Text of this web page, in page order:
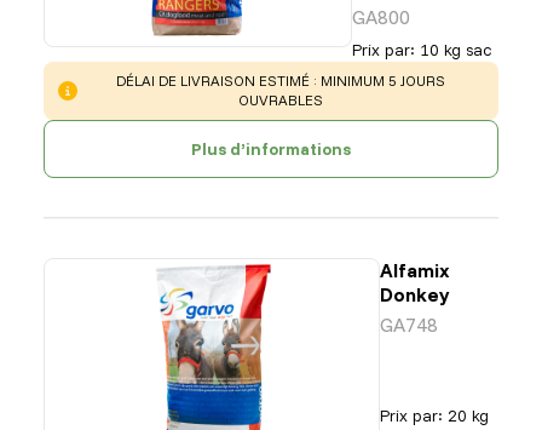
GA800
Prix par: 10 kg sac
WARNING:
DÉLAI DE LIVRAISON ESTIMÉ : MINIMUM 5 JOURS
OUVRABLES
Plus d’informations
Alfamix
Donkey
GA748
Prix par: 20 kg